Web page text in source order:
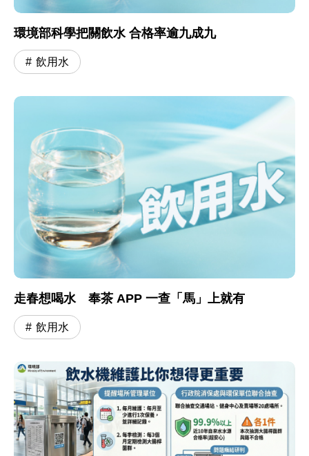
環境部科學把關飲水 合格率逾九成九
飲用水
走春想喝水 奉茶 APP 一查「馬」上就有
飲用水